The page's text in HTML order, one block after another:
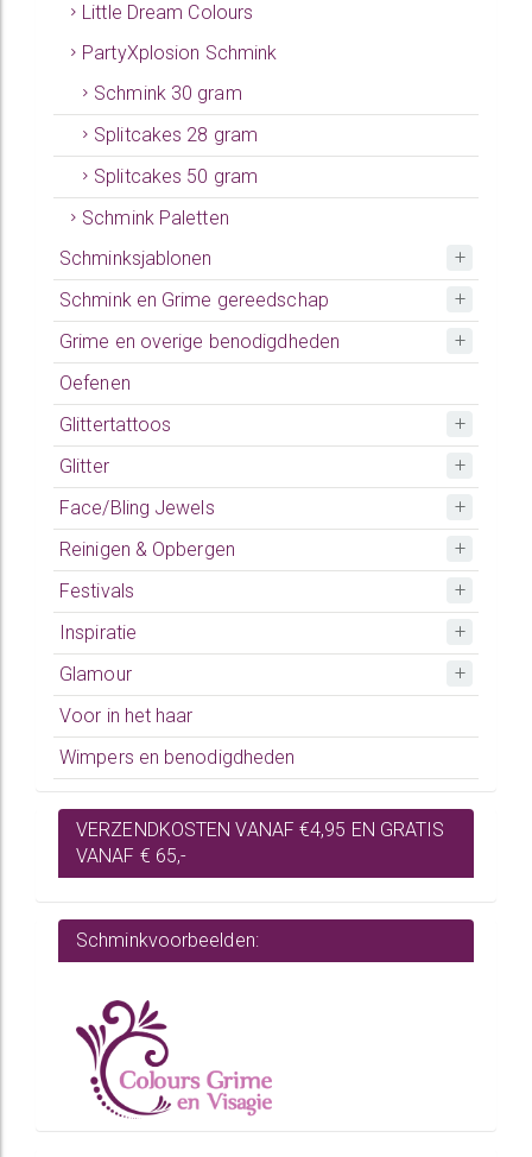
Little Dream Colours
PartyXplosion Schmink
Schmink 30 gram
Splitcakes 28 gram
Splitcakes 50 gram
Schmink Paletten
Schminksjablonen
Schmink en Grime gereedschap
Grime en overige benodigdheden
Oefenen
Glittertattoos
Glitter
Face/Bling Jewels
Reinigen & Opbergen
Festivals
Inspiratie
Glamour
Voor in het haar
Wimpers en benodigdheden
VERZENDKOSTEN VANAF €4,95 EN GRATIS
VANAF € 65,-
Schminkvoorbeelden: